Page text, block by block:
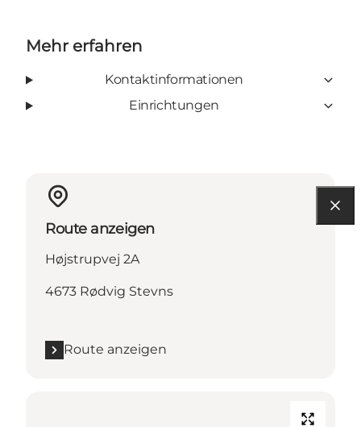
Mehr erfahren
Kontaktinformationen
Einrichtungen
Route anzeigen
Højstrupvej 2A
4673 Rødvig Stevns
Route anzeigen